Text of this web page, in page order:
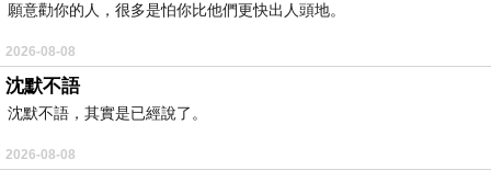
願意勸你的人，很多是怕你比他們更快出人頭地。
2026-08-08
沈默不語
沈默不語，其實是已經說了。
2026-08-08